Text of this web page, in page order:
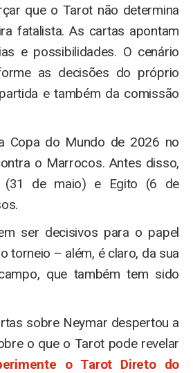
que o Tarot não determina
fatalista. As cartas apontam
e possibilidades. O cenário
as decisões do próprio
e também da comissão
Copa do Mundo de 2026 no
o Marrocos. Antes disso,
(31 de maio) e Egito (6 de
ser decisivos para o papel
torneio – além, é claro, da sua
que também tem sido
sobre Neymar despertou a
o que o Tarot pode revelar
o Tarot Direto do